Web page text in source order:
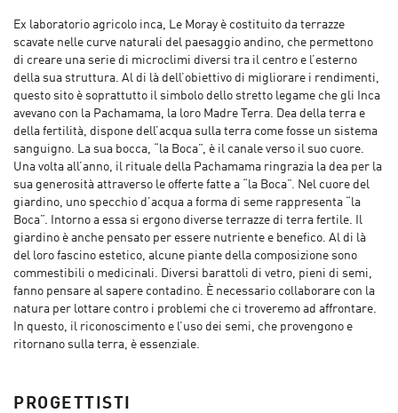
Ex laboratorio agricolo inca, Le Moray è costituito da terrazze
scavate nelle curve naturali del paesaggio andino, che permettono
di creare una serie di microclimi diversi tra il centro e l’esterno
della sua struttura. Al di là dell’obiettivo di migliorare i rendimenti,
questo sito è soprattutto il simbolo dello stretto legame che gli Inca
avevano con la Pachamama, la loro Madre Terra. Dea della terra e
della fertilità, dispone dell’acqua sulla terra come fosse un sistema
sanguigno. La sua bocca, “la Boca”, è il canale verso il suo cuore.
Una volta all’anno, il rituale della Pachamama ringrazia la dea per la
sua generosità attraverso le offerte fatte a “la Boca”. Nel cuore del
giardino, uno specchio d’acqua a forma di seme rappresenta “la
Boca”. Intorno a essa si ergono diverse terrazze di terra fertile. Il
giardino è anche pensato per essere nutriente e benefico. Al di là
del loro fascino estetico, alcune piante della composizione sono
commestibili o medicinali. Diversi barattoli di vetro, pieni di semi,
fanno pensare al sapere contadino. È necessario collaborare con la
natura per lottare contro i problemi che ci troveremo ad affrontare.
In questo, il riconoscimento e l’uso dei semi, che provengono e
ritornano sulla terra, è essenziale.
PROGETTISTI